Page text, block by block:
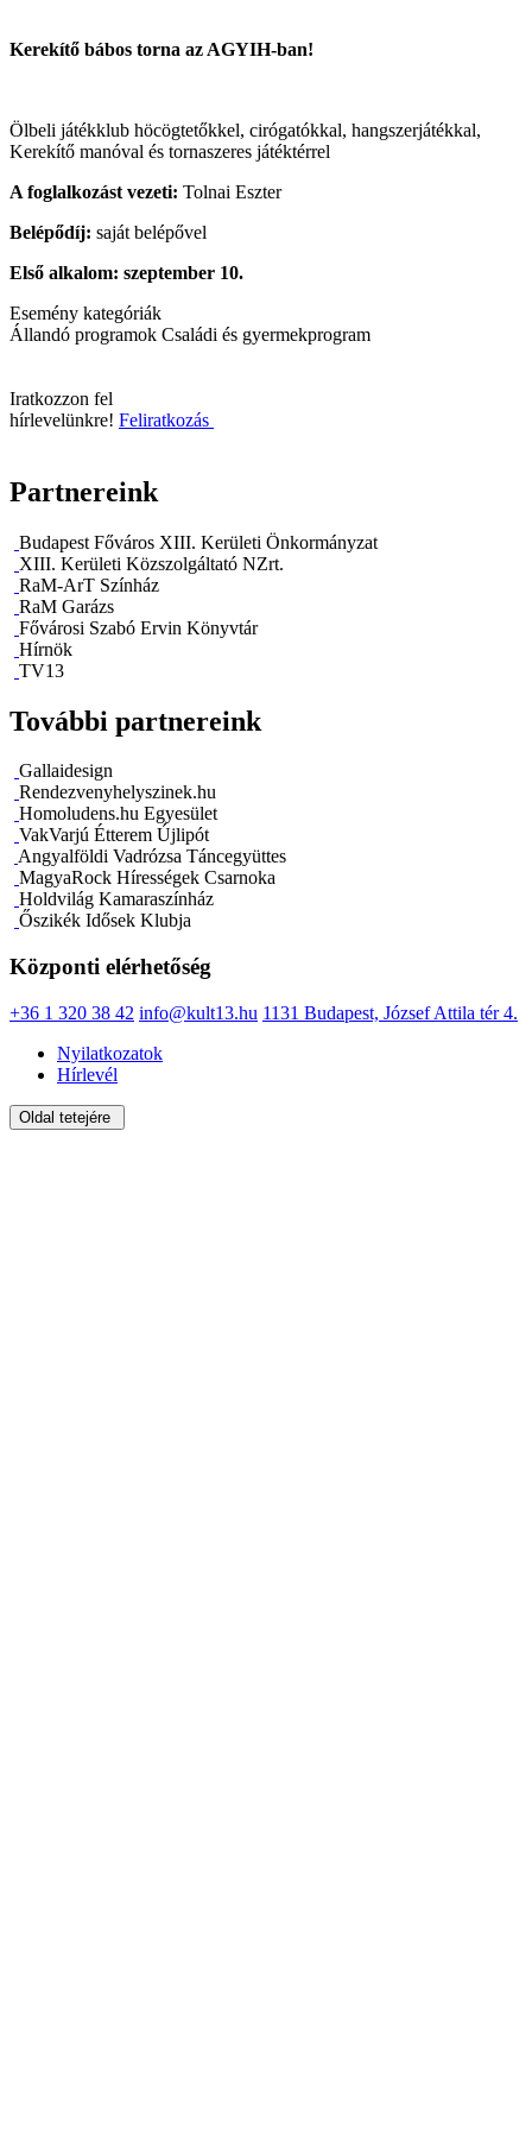
Kerekítő bábos torna az AGYIH-ban!
Ölbeli játékklub höcögtetőkkel, cirógatókkal, hangszerjátékkal,
Kerekítő manóval és tornaszeres játéktérrel
A foglalkozást vezeti: Tolnai Eszter
Belépődíj: saját belépővel
Első alkalom: szeptember 10.
Esemény kategóriák
Állandó programok Családi és gyermekprogram
Iratkozzon fel
hírlevelünkre! Feliratkozás
Partnereink
Budapest Főváros XIII. Kerületi Önkormányzat
XIII. Kerületi Közszolgáltató NZrt.
RaM-ArT Színház
RaM Garázs
Fővárosi Szabó Ervin Könyvtár
Hírnök
TV13
További partnereink
Gallaidesign
Rendezvenyhelyszinek.hu
Homoludens.hu Egyesület
VakVarjú Étterem Újlipót
Angyalföldi Vadrózsa Táncegyüttes
MagyaRock Hírességek Csarnoka
Holdvilág Kamaraszínház
Őszikék Idősek Klubja
Központi elérhetőség
+36 1 320 38 42 info@kult13.hu 1131 Budapest, József Attila tér 4.
Nyilatkozatok
Hírlevél
Oldal tetejére